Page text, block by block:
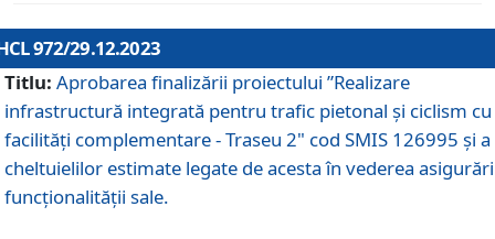
972/29.12.2023
Titlu: Aprobarea finalizării proiectului ”Realizare
infrastructură integrată pentru trafic pietonal și ciclism cu
facilități complementare - Traseu 2" cod SMIS 126995 și a
cheltuielilor estimate legate de acesta în vederea
funcționalității sale.